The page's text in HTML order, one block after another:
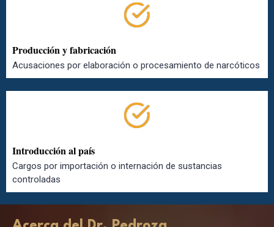
Producción y fabricación
Acusaciones por elaboración o procesamiento de narcóticos
Introducción al país
Cargos por importación o internación de sustancias
controladas